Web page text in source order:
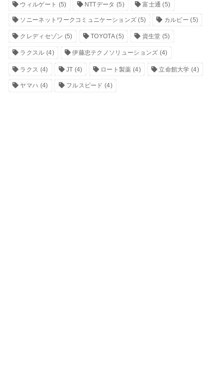
ウィルゲート (5) NTTデータ (5) 富士通 (5)
ソニーネットワークコミュニケーションズ (5) カルビー (5)
クレディセゾン (5) TOYOTA(5) 資生堂 (5)
ラクスル (4) 伊藤忠テクノソリューションズ (4)
ラクス (4) JT (4) ロート製薬 (4) 立命館大学 (4)
ヤマハ (4) フルスピード (4)